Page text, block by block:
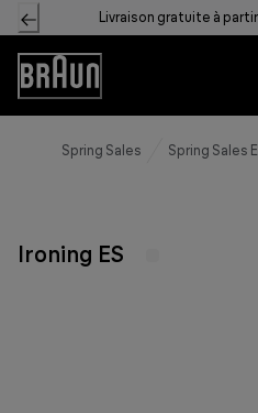
Skip
to
Content
Livraison gratuite à
Accessibility
Statement
Spring Sales Spring Sales
Ironing ES